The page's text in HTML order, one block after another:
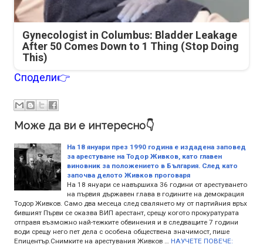
Gynecologist in Columbus: Bladder Leakage
After 50 Comes Down to 1 Thing (Stop Doing
This)
Сподели👉
Може да ви е интересно👇
На 18 януари през 1990 година е издадена заповед
за арестуване на Тодор Живков, като главен
виновник за положението в България. След като
започва делото Живков проговаря
На 18 януари се навършиха 36 години от арестуването
на първия държавен глава в годините на демокрация
Тодор Живков. Само два месеца след свалянето му от партийния връх
бившият Първи се оказва ВИП арестант, срещу когото прокуратурата
отправя възможно най-тежките обвинения и в следващите 7 години
води срещу него пет дела с особена обществена значимост, пише
Епицентър.Снимките на арестувания Живков …
НАУЧЕТЕ ПОВЕЧЕ: